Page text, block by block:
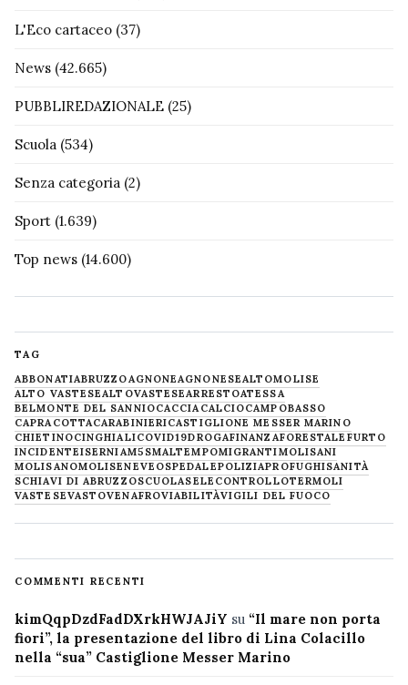
L'Eco cartaceo (37)
News (42.665)
PUBBLIREDAZIONALE (25)
Scuola (534)
Senza categoria (2)
Sport (1.639)
Top news (14.600)
TAG
ABBONATIABRUZZOAGNONEAGNONESEALTOMOLISE
ALTO VASTESEALTOVASTESEARRESTOATESSA
BELMONTE DEL SANNIOCACCIA CALCIOCAMPOBASSO
CAPRACOTTACARABINIERICASTIGLIONE MESSER MARINO
CHIETINOCINGHIALICOVID19DROGAFINANZAFORESTALE FURTO
INCIDENTEISERNIAM5SMALTEMPOMIGRANTIMOLISANI
MOLISANOMOLISENEVE OSPEDALEPOLIZIAPROFUGHISANITÀ
SCHIAVI DI ABRUZZOSCUOLASELECONTROLLOTERMOLI
VASTESEVASTOVENAFROVIABILITÀVIGILI DEL FUOCO
COMMENTI RECENTI
kimQqpDzdFadDXrkHWJAJiY su “Il mare non porta
fiori”, la presentazione del libro di Lina Colacillo
nella “sua” Castiglione Messer Marino